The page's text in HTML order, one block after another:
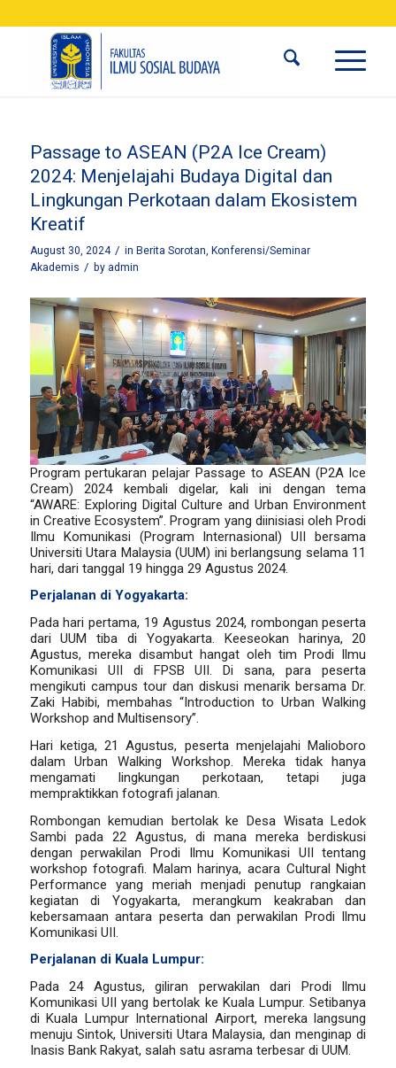
Passage to ASEAN (P2A Ice Cream)
2024: Menjelajahi Budaya Digital dan
Lingkungan Perkotaan dalam Ekosistem
Kreatif
August 30, 2024 / in Berita Sorotan, Konferensi/Seminar
Akademis / by admin
Program pertukaran pelajar Passage to ASEAN (P2A Ice
Cream) 2024 kembali digelar, kali ini dengan tema
“AWARE: Exploring Digital Culture and Urban Environment
in Creative Ecosystem”. Program yang diinisiasi oleh Prodi
Ilmu Komunikasi (Program Internasional) UII bersama
Universiti Utara Malaysia (UUM) ini berlangsung selama 11
hari, dari tanggal 19 hingga 29 Agustus 2024.
Perjalanan di Yogyakarta:
Pada hari pertama, 19 Agustus 2024, rombongan peserta
dari UUM tiba di Yogyakarta. Keeseokan harinya, 20
Agustus, mereka disambut hangat oleh tim Prodi Ilmu
Komunikasi UII di FPSB UII. Di sana, para peserta
mengikuti campus tour dan diskusi menarik bersama Dr.
Zaki Habibi, membahas “Introduction to Urban Walking
Workshop and Multisensory”.
Hari ketiga, 21 Agustus, peserta menjelajahi Malioboro
dalam Urban Walking Workshop. Mereka tidak hanya
mengamati lingkungan perkotaan, tetapi juga
mempraktikkan fotografi jalanan.
Rombongan kemudian bertolak ke Desa Wisata Ledok
Sambi pada 22 Agustus, di mana mereka berdiskusi
dengan perwakilan Prodi Ilmu Komunikasi UII tentang
workshop fotografi. Malam harinya, acara Cultural Night
Performance yang meriah menjadi penutup rangkaian
kegiatan di Yogyakarta, merangkum keakraban dan
kebersamaan antara peserta dan perwakilan Prodi Ilmu
Komunikasi UII.
Perjalanan di Kuala Lumpur:
Pada 24 Agustus, giliran perwakilan dari Prodi Ilmu
Komunikasi UII yang bertolak ke Kuala Lumpur. Setibanya
di Kuala Lumpur International Airport, mereka langsung
menuju Sintok, Universiti Utara Malaysia, dan menginap di
Inasis Bank Rakyat, salah satu asrama terbesar di UUM.